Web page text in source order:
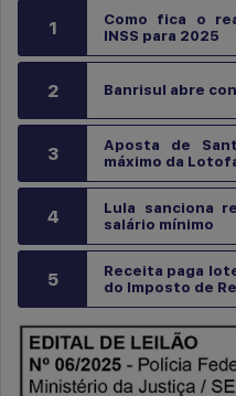
1
Como fica o
INSS para 2025
2 Banrisul abre
3
Aposta de
máximo da
4
Lula sanciona
salário mínimo
5
Receita paga
do Imposto de